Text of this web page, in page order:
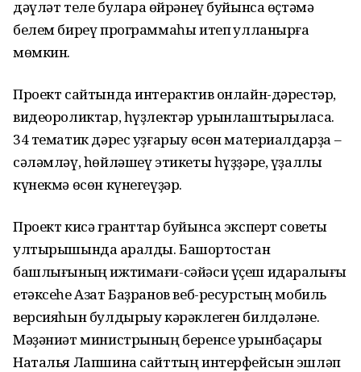
дәүләт теле булараҡ өйрәнеү буйынса өҫтәмә
белем биреү программаһы итеп ҡулланырға
мөмкин.
Проект сайтында интерактив онлайн-дәрестәр,
видеороликтар, һүҙлектәр урынлаштырыласаҡ.
34 тематик дәрес уҙғарыу өсөн материалдарҙа –
сәләмләү, һөйләшеү этикеты һүҙҙәре, үҙаллы
күнекмә өсөн күнегеүҙәр.
Проект кисә гранттар буйынса эксперт советы
ултырышында ҡаралды. Башҡортостан
башлығының ижтимағи-сәйәси үҫеш идаралығы
етәксеһе Азат Баҙранов веб-ресурстың мобиль
версияһын булдырыу кәрәклеген билдәләне.
Мәҙәниәт министрының беренсе урынбаҫары
Наталья Лапшина сайттың интерфейсын эшләп